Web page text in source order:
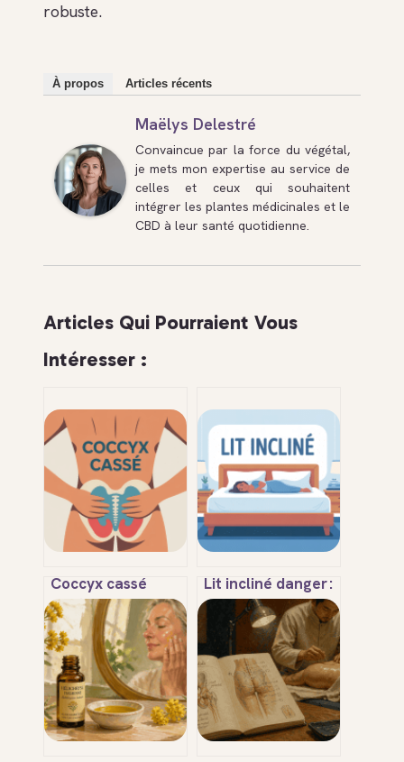
robuste.
À propos Articles récents
Maëlys Delestré
Convaincue par la force du végétal,
je mets mon expertise au service de
celles et ceux qui souhaitent
intégrer les plantes médicinales et le
CBD à leur santé quotidienne.
Articles Qui Pourraient Vous
Intéresser :
Coccyx cassé
peut-on marcher
sans aggraver la
fracture
Lit incliné danger :
ce qu’il faut
vraiment savoir
pour dormir en
sécurité